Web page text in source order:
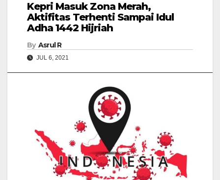
Kepri Masuk Zona Merah,
Aktifitas Terhenti Sampai Idul
Adha 1442 Hijriah
By Asrul R
JUL 6, 2021